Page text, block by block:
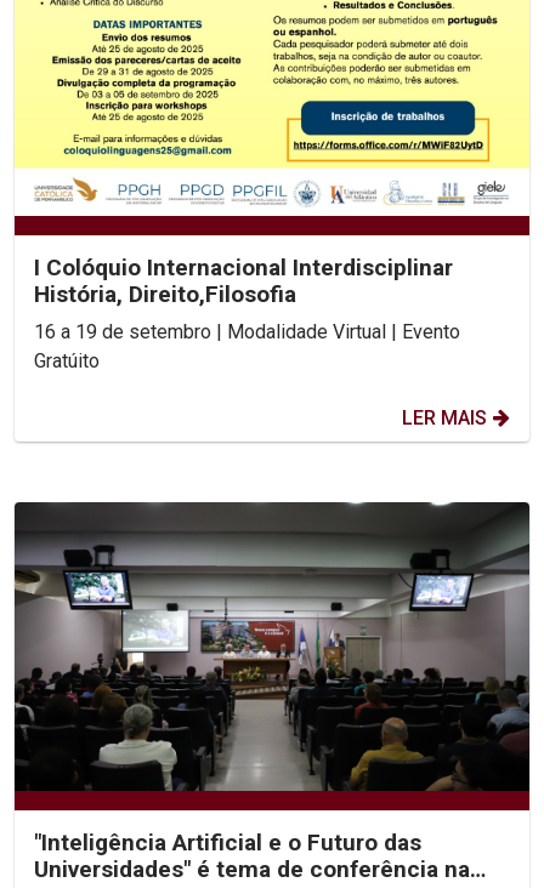
I Colóquio Internacional Interdisciplinar
História, Direito,Filosofia
16 a 19 de setembro | Modalidade Virtual | Evento
LER MAIS
"Inteligência Artificial e o Futuro das
Universidades" é tema de conferência na